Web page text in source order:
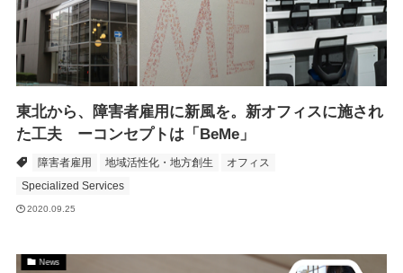
東北から、障害者雇用に新風を。新オフィスに施され
た工夫 ーコンセプトは「BeMe」
障害者雇用 地域活性化・地方創生
オフィス
Specialized Services
2020.09.25
News